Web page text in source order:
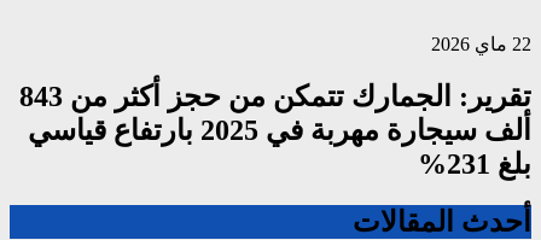
22 ماي 2026
تقرير: الجمارك تتمكن من حجز أكثر من 843
ألف سيجارة مهربة في 2025 بارتفاع قياسي
بلغ 231%
أحدث المقالات